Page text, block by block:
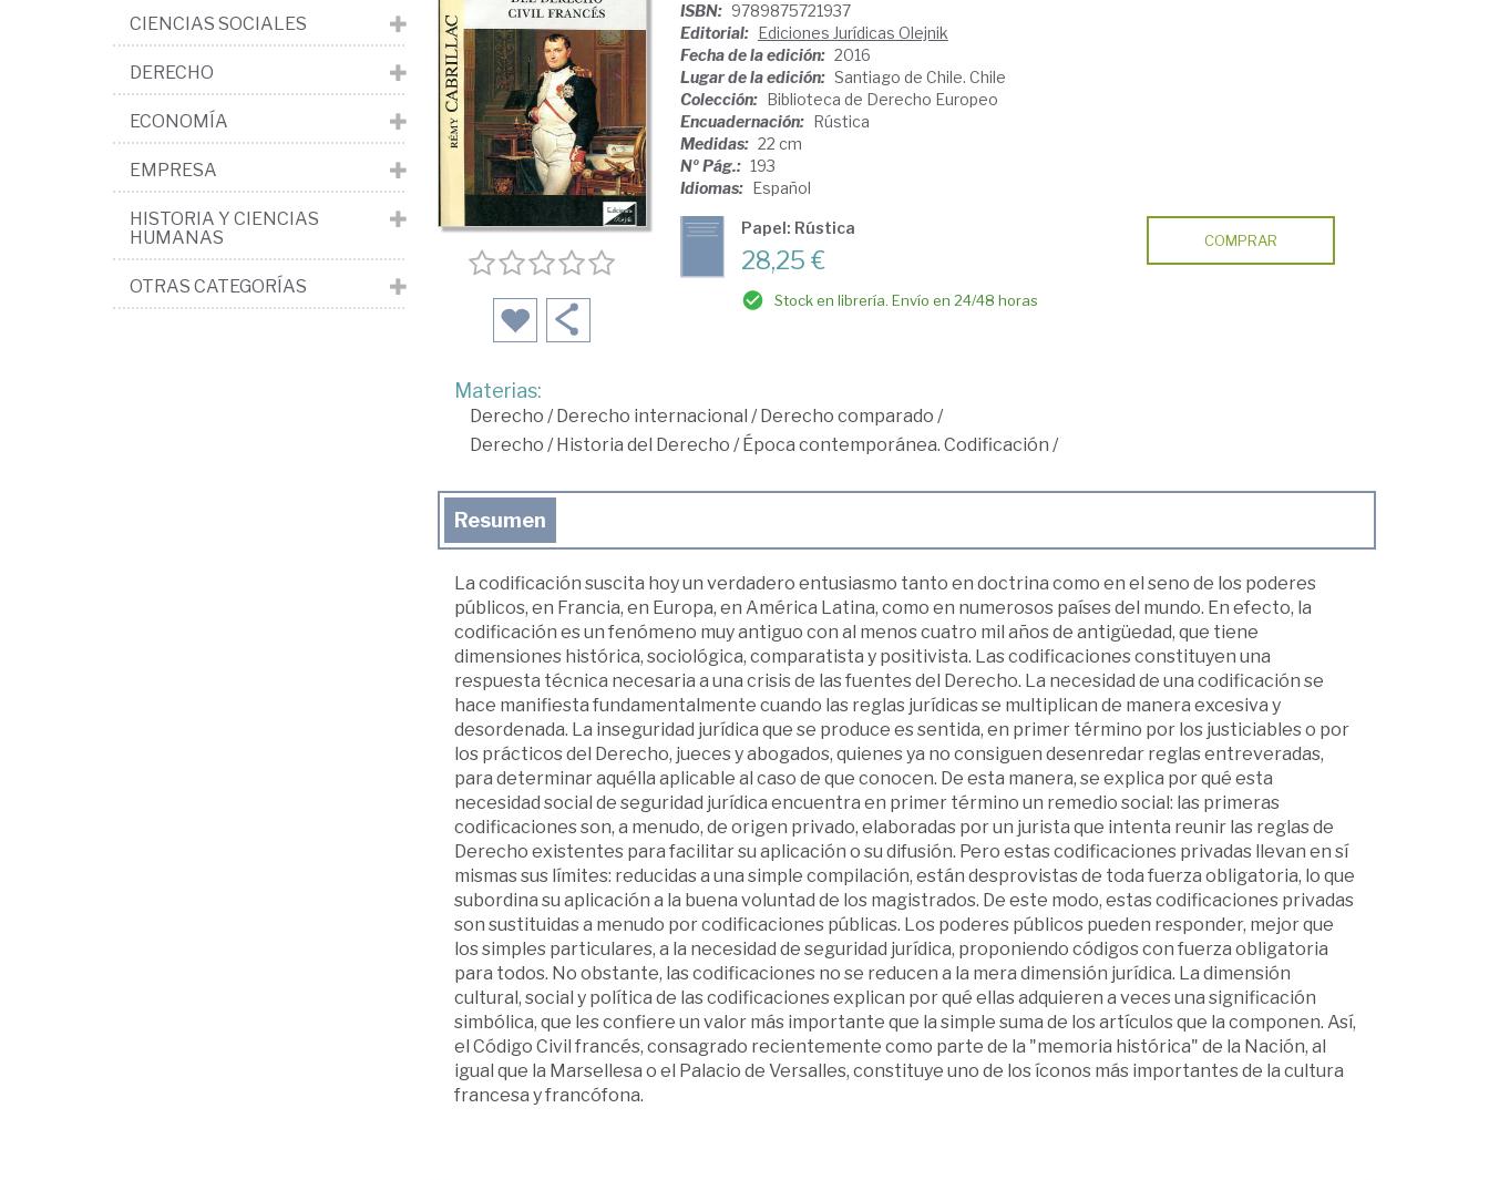
ISBN: 9789875721937
Editorial: Ediciones Jurídicas Olejnik
Fecha de la edición: 2016
Lugar de la edición: Santiago de Chile. Chile
Colección: Biblioteca de Derecho Europeo
Encuadernación: Rústica
Medidas: 22 cm
Nº Pág.: 193
Idiomas: Español
Papel: Rústica
28,25 €
Stock en librería. Envío en 24/48 horas
COMPRAR
Materias:
Derecho / Derecho internacional / Derecho comparado /
Derecho / Historia del Derecho / Época contemporánea. Codificación /
Resumen
La codificación suscita hoy un verdadero entusiasmo tanto en doctrina como en el seno de los poderes
públicos, en Francia, en Europa, en América Latina, como en numerosos países del mundo. En efecto, la
codificación es un fenómeno muy antiguo con al menos cuatro mil años de antigüedad, que tiene
dimensiones histórica, sociológica, comparatista y positivista. Las codificaciones constituyen una
respuesta técnica necesaria a una crisis de las fuentes del Derecho. La necesidad de una codificación se
hace manifiesta fundamentalmente cuando las reglas jurídicas se multiplican de manera excesiva y
desordenada. La inseguridad jurídica que se produce es sentida, en primer término por los justiciables o por
los prácticos del Derecho, jueces y abogados, quienes ya no consiguen desenredar reglas entreveradas,
para determinar aquélla aplicable al caso de que conocen. De esta manera, se explica por qué esta
necesidad social de seguridad jurídica encuentra en primer término un remedio social: las primeras
codificaciones son, a menudo, de origen privado, elaboradas por un jurista que intenta reunir las reglas de
Derecho existentes para facilitar su aplicación o su difusión. Pero estas codificaciones privadas llevan en sí
mismas sus límites: reducidas a una simple compilación, están desprovistas de toda fuerza obligatoria, lo que
subordina su aplicación a la buena voluntad de los magistrados. De este modo, estas codificaciones privadas
son sustituidas a menudo por codificaciones públicas. Los poderes públicos pueden responder, mejor que
los simples particulares, a la necesidad de seguridad jurídica, proponiendo códigos con fuerza obligatoria
para todos. No obstante, las codificaciones no se reducen a la mera dimensión jurídica. La dimensión
cultural, social y política de las codificaciones explican por qué ellas adquieren a veces una significación
simbólica, que les confiere un valor más importante que la simple suma de los artículos que la componen. Así,
el Código Civil francés, consagrado recientemente como parte de la "memoria histórica" de la Nación, al
igual que la Marsellesa o el Palacio de Versalles, constituye uno de los íconos más importantes de la cultura
francesa y francófona.
CIENCIAS SOCIALES
DERECHO
ECONOMÍA
EMPRESA
HISTORIA Y CIENCIAS
HUMANAS
OTRAS CATEGORÍAS